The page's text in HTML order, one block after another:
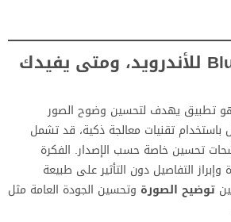
ما هو BlurBuster للأندرويد، ومتى يفيدك
تطبيق يهدف لتحسين وضوح الصور
باستخدام تقنيات معالجة ذكية، قد تشمل
تحسين خاصة حسب الإصدار. الفكرة
التفاصيل دون التأثير على طبيعة
توضيح الصورة وتحسين الجودة العامة مثل